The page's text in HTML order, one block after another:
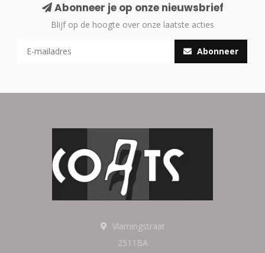
Abonneer je op onze nieuwsbrief
Blijf op de hoogte over onze laatste acties
Abonneer
Vlamingstraat
2511BA